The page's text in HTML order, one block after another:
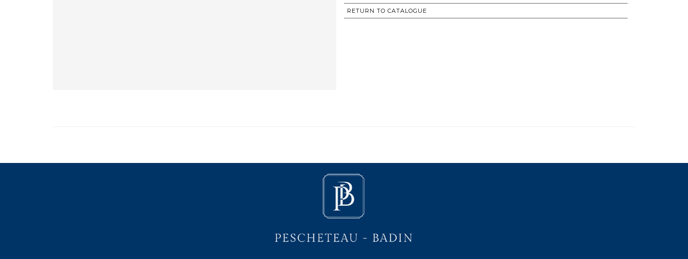
RETURN TO CATALOGUE